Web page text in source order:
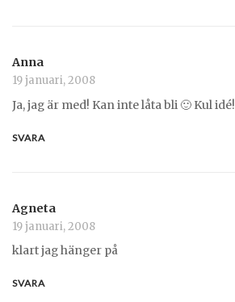
Anna
19 januari, 2008
Ja, jag är med! Kan inte låta bli 🙂 Kul idé!
SVARA
Agneta
19 januari, 2008
klart jag hänger på
SVARA